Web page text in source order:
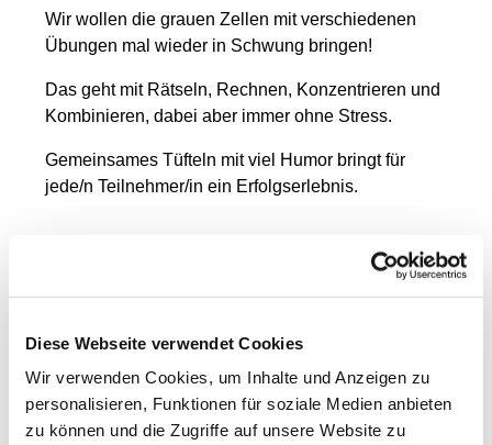
Diese Webseite verwendet Cookies
Wir verwenden Cookies, um Inhalte und Anzeigen zu
personalisieren, Funktionen für soziale Medien anbieten
zu können und die Zugriffe auf unsere Website zu
Wir wollen die grauen Zellen mit verschiedenen
Übungen mal wieder in Schwung bringen!
Das geht mit Rätseln, Rechnen, Konzentrieren und
Kombinieren, dabei aber immer ohne Stress.
Gemeinsames Tüfteln mit viel Humor bringt für
jede/n Teilnehmer/in ein Erfolgserlebnis.
Bitte telefonisch bei Frau Schwarzer anmelden.